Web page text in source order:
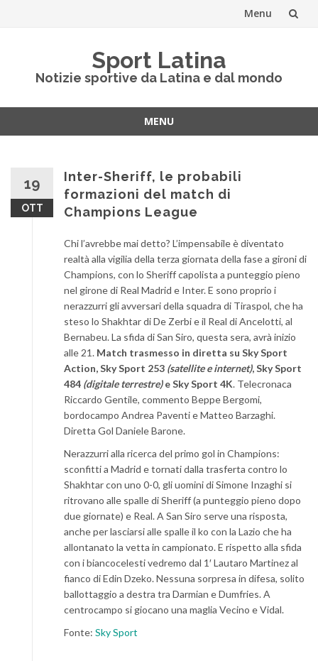
Menu
Sport Latina
Notizie sportive da Latina e dal mondo
MENU
19
OTT
Inter-Sheriff, le probabili
formazioni del match di
Champions League
Chi l’avrebbe mai detto? L’impensabile è diventato
realtà alla vigilia della terza giornata della fase a gironi di
Champions, con lo Sheriff capolista a punteggio pieno
nel girone di Real Madrid e Inter. E sono proprio i
nerazzurri gli avversari della squadra di Tiraspol, che ha
steso lo Shakhtar di De Zerbi e il Real di Ancelotti, al
Bernabeu. La sfida di San Siro, questa sera, avrà inizio
alle 21. Match trasmesso in diretta su Sky Sport
Action, Sky Sport 253 (satellite e internet), Sky Sport
484 (digitale terrestre)e Sky Sport 4K. Telecronaca
Riccardo Gentile, commento Beppe Bergomi,
bordocampo Andrea Paventi e Matteo Barzaghi.
Diretta Gol Daniele Barone.
Nerazzurri alla ricerca del primo gol in Champions:
sconfitti a Madrid e tornati dalla trasferta contro lo
Shakhtar con uno 0-0, gli uomini di Simone Inzaghi si
ritrovano alle spalle di Sheriff (a punteggio pieno dopo
due giornate) e Real. A San Siro serve una risposta,
anche per lasciarsi alle spalle il ko con la Lazio che ha
allontanato la vetta in campionato. E rispetto alla sfida
con i biancocelesti vedremo dal 1′ Lautaro Martinez al
fianco di Edin Dzeko. Nessuna sorpresa in difesa, solito
ballottaggio a destra tra Darmian e Dumfries. A
centrocampo si giocano una maglia Vecino e Vidal.
Fonte: Sky Sport